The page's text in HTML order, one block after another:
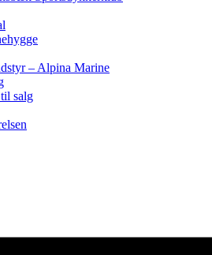
– Alpina Marine
salg